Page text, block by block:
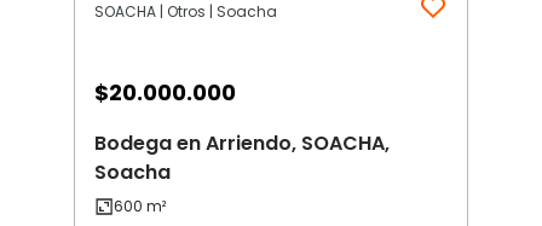
SOACHA | Otros | Soacha
$20.000.000
Bodega en Arriendo, SOACHA,
Soacha